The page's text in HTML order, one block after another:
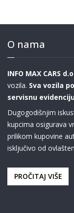
O nama
INFO MAX CARS
vozila. Sva vozila
servisnu
Dugogodišnjim
kupcima osigurava
prilikom kupovine
isključivo od
PROČITAJ VIŠE